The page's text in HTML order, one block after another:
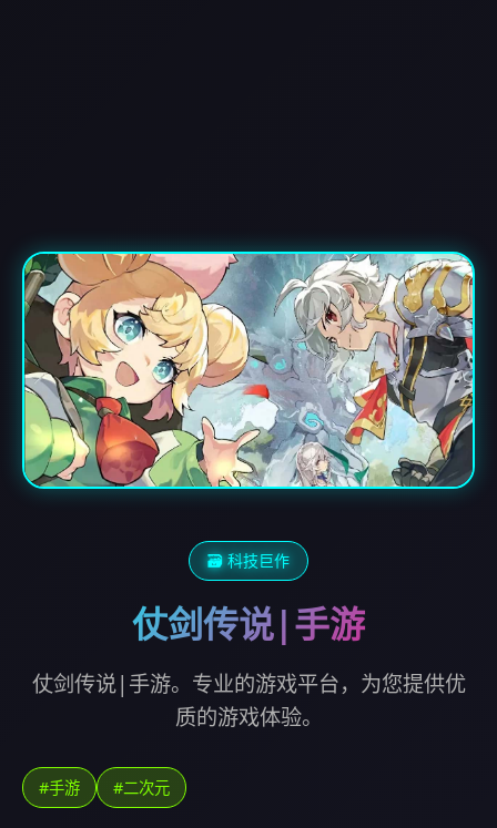
🗃️ 科技巨作
仗剑传说|手游
仗剑传说|手游。专业的游戏平台，为您提供优
质的游戏体验。
#手游 #二次元